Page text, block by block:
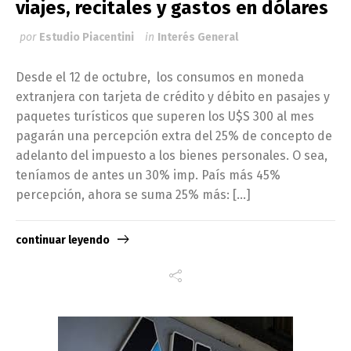
viajes, recitales y gastos en dólares
por Estudio Piacentini in Interés General
Desde el 12 de octubre, los consumos en moneda
extranjera con tarjeta de crédito y débito en pasajes y
paquetes turísticos que superen los U$S 300 al mes
pagarán una percepción extra del 25% de concepto de
adelanto del impuesto a los bienes personales. O sea,
teníamos de antes un 30% imp. País más 45%
percepción, ahora se suma 25% más: […]
continuar leyendo